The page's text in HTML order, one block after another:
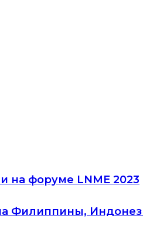
на форуме LNME 2023
Филиппины,